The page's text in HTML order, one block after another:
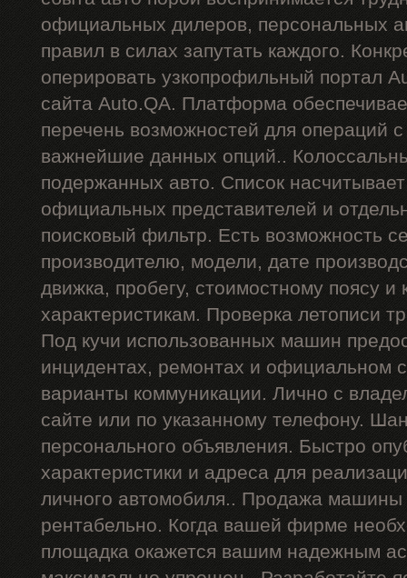
официальных дилеров, персональных
правил в силах запутать каждого.
оперировать узкопрофильный портал
сайта Auto.QA. Платформа
перечень возможностей для операций
важнейшие данных опций..
подержанных авто. Список
официальных представителей и
поисковый фильтр. Есть возможность
производителю, модели, дате
движка, пробегу, стоимостному поясу и
характеристикам. Проверка летописи
Под кучи использованных машин
инцидентах, ремонтах и официальном
варианты коммуникации. Лично с
сайте или по указанному телефону.
персонального объявления. Быстро
характеристики и адреса для
личного автомобиля.. Продажа машины
рентабельно. Когда вашей фирме
площадка окажется вашим надежным